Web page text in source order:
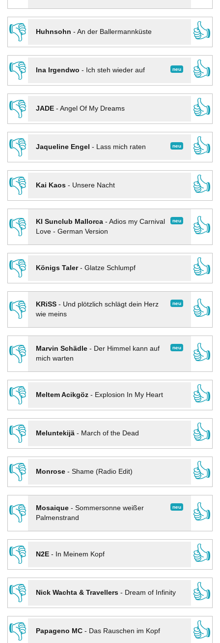
👎
Huhnsohn - An der Ballermannküste
👍
👎
neu
Ina Irgendwo - Ich steh wieder auf
👍
👎
JADE- Angel Of My Dreams
👍
👎
neu
Jaqueline Engel - Lass mich raten
👍
👎
Kai Kaos- Unsere Nacht
👍
👎
neu
KI Sunclub Mallorca- Adios my Carnival
Love - German Version
👍
👎
Königs Taler- Glatze Schlumpf
👍
👎
neu
KRiSS- Und plötzlich schlägt dein Herz
wie meins
👍
👎 neu
Marvin Schädle- Der Himmel kann auf
mich warten
👍
👎
Meltem Acikgöz- Explosion In My Heart
👍
👎
Meluntekijä- March of the Dead
👍
👎
Monrose- Shame (Radio Edit)
👍
👎
neu
Mosaique- Sommersonne weißer
Palmenstrand
👍
👎
N2E- In Meinem Kopf
👍
👎
Nick Wachta & Travellers- Dream of Infinity
👍
👎
Papageno MC- Das Rauschen im Kopf
👍